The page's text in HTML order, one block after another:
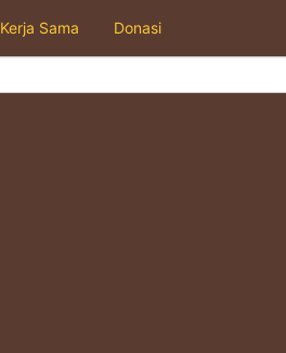
Kerja Sama Donasi